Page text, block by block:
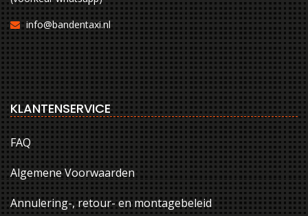
info@bandentaxi.nl
KLANTENSERVICE
FAQ
Algemene Voorwaarden
Annulering-, retour- en montagebeleid